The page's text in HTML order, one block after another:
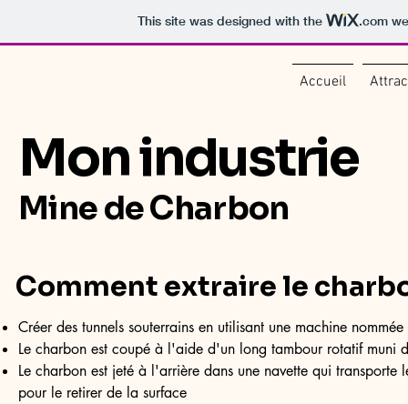
This site was designed with the .com
Accueil
Mon industrie
Mine de Charbon
Comment extraire le
Créer des tunnels souterrains en utilisant une machine
Le charbon est coupé à l'aide d'un long tambour rotatif muni
Le charbon est jeté à l'arrière dans une navette qui transporte
pour le retirer de la surface